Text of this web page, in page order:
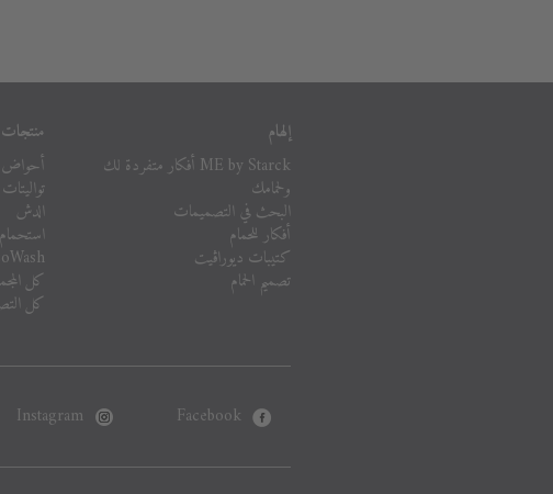
إلهام
ME by Starck أفكار متفردة لك
ولحمامك
البحث في التصميمات
أفكار للحمام
كتيبات ديوراڨيت
تصميم الحمام
منتجات
أحواض
تواليتات
الدش
استحمام
كل
كل
Facebook
Instagram